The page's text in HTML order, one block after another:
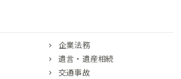
企業法務
遺言・遺産相続
交通事故